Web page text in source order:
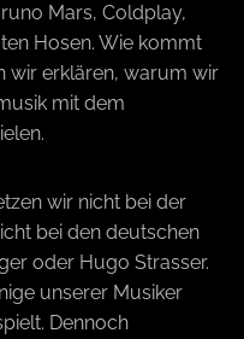
Mars, Coldplay,
Hosen. Wie kommt
wir erklären, warum wir
mit dem
wir nicht bei der
bei den deutschen
oder Hugo Strasser.
unserer Musiker
Dennoch